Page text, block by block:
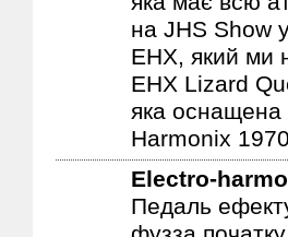
на JHS Show
EHX, який ми
EHX Lizard
яка оснащена
Harmonix
Electro-
Педаль